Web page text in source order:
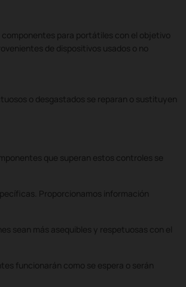
para portátiles con el objetivo
de dispositivos usados o no
o desgastados se reparan o sustituyen
que superan estos controles se
Proporcionamos información
sean más asequibles y respetuosas con el
funcionarán como se espera o serán